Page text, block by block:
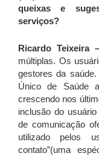
queixas e
serviços?
Ricardo Teixeira –
múltiplas. Os
gestores da
Único de Saúde
crescendo nos
inclusão do
de comunicação
utilizado pelos
contato”(uma